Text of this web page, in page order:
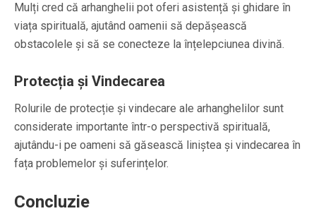
Mulți cred că arhanghelii pot oferi asistență și ghidare în
viața spirituală, ajutând oamenii să depășească
obstacolele și să se conecteze la înțelepciunea divină.
Protecția și Vindecarea
Rolurile de protecție și vindecare ale arhanghelilor sunt
considerate importante într-o perspectivă spirituală,
ajutându-i pe oameni să găsească liniștea și vindecarea în
fața problemelor și suferințelor.
Concluzie